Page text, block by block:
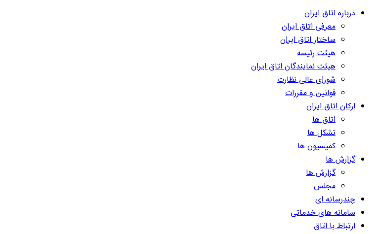
درباره اتاق ایران
معرفی اتاق ایران
ساختار اتاق ایران
هیئت رئیسه
هیئت نمایندگان اتاق ایران
شورای عالی نظارت
قوانین و مقررات
ارکان اتاق ایران
اتاق ها
تشکل ها
کمیسیون ها
گزارش ها
گزارش ها
مجلس
چندرسانه ای
سامانه های خدماتی
ارتباط با اتاق